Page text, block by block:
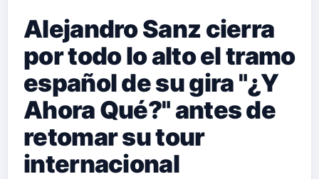
Alejandro Sanz cierra
por todo lo alto el tramo
español de su gira "¿Y
Ahora Qué?" antes de
retomar su tour
internacional